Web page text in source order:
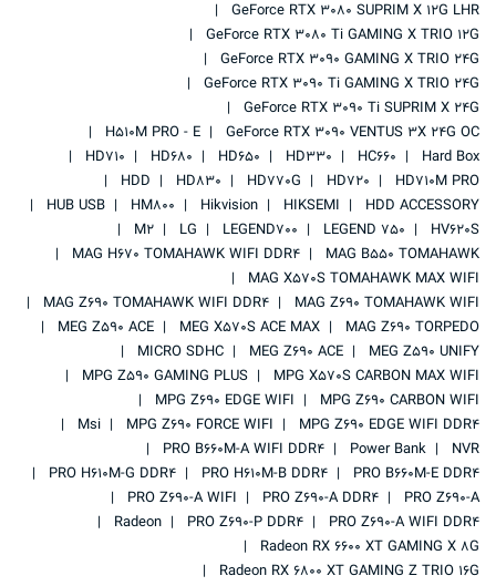
GeForce RTX 3080 SUPRIM X 12G LHR
GeForce RTX 3080 Ti GAMING X TRIO 12G
GeForce RTX 3090 GAMING X TRIO 24G
GeForce RTX 3090 Ti GAMING X TRIO 24G
GeForce RTX 3090 Ti SUPRIM X 24G
GeForce RTX 3090 VENTUS 3X 24G OC
H510M PRO - E
Hard Box
HC660
HD330
HD650
HD680
HD710
HD710M PRO
HD720
HD770G
HD830
HDD
HDD ACCESSORY
HIKSEMI
Hikvision
HM800
HUB USB
HV620S
LEGEND 750
LEGEND700
LG
M2
MAG B550 TOMAHAWK
MAG H670 TOMAHAWK WIFI DDR4
MAG X570S TOMAHAWK MAX WIFI
MAG Z690 TOMAHAWK WIFI
MAG Z690 TOMAHAWK WIFI DDR4
MAG Z690 TORPEDO
MEG X570S ACE MAX
MEG Z590 ACE
MEG Z590 UNIFY
MEG Z690 ACE
MICRO SDHC
MPG X570S CARBON MAX WIFI
MPG Z590 GAMING PLUS
MPG Z690 CARBON WIFI
MPG Z690 EDGE WIFI
MPG Z690 EDGE WIFI DDR4
MPG Z690 FORCE WIFI
Msi
NVR
Power Bank
PRO B660M-A WIFI DDR4
PRO B660M-E DDR4
PRO H610M-B DDR4
PRO H610M-G DDR4
PRO Z690-A
PRO Z690-A DDR4
PRO Z690-A WIFI
PRO Z690-A WIFI DDR4
PRO Z690-P DDR4
Radeon
Radeon RX 6600 XT GAMING X 8G
Radeon RX 6800 XT GAMING Z TRIO 16G